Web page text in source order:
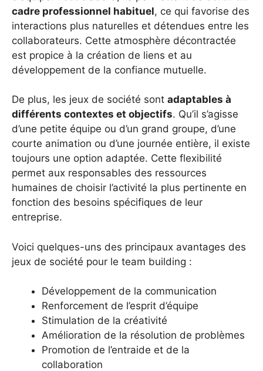
cadre professionnel habituel, ce qui favorise des
interactions plus naturelles et détendues entre les
collaborateurs. Cette atmosphère décontractée
est propice à la création de liens et au
développement de la confiance mutuelle.
De plus, les jeux de société sont adaptables à
différents contextes et objectifs. Qu’il s’agisse
d’une petite équipe ou d’un grand groupe, d’une
courte animation ou d’une journée entière, il existe
toujours une option adaptée. Cette flexibilité
permet aux responsables des ressources
humaines de choisir l’activité la plus pertinente en
fonction des besoins spécifiques de leur
entreprise.
Voici quelques-uns des principaux avantages des
jeux de société pour le team building :
Développement de la communication
Renforcement de l’esprit d’équipe
Stimulation de la créativité
Amélioration de la résolution de problèmes
Promotion de l’entraide et de la
collaboration